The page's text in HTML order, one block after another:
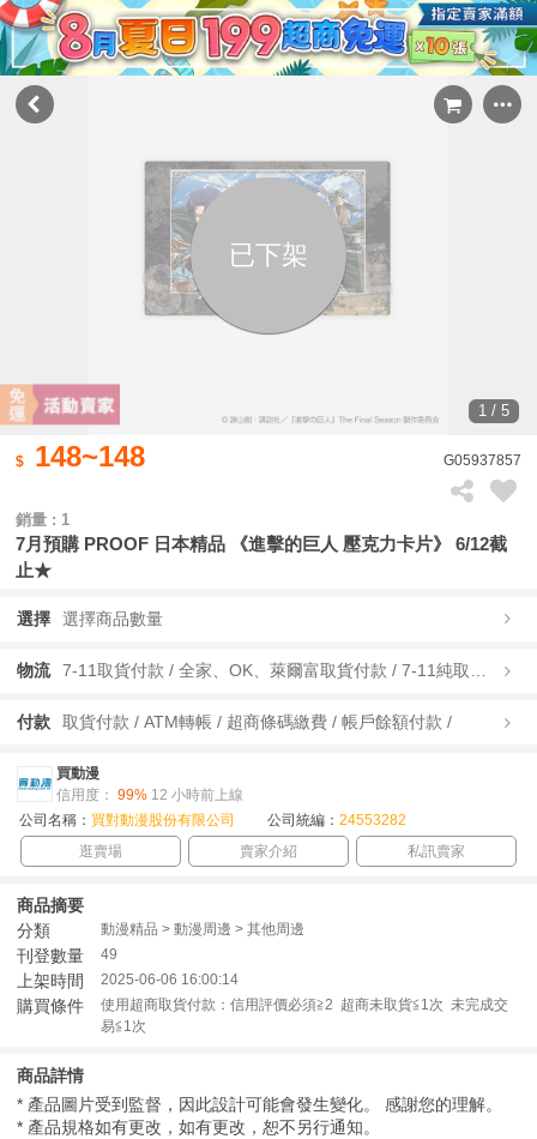
已下架
1 / 5
148~148 G05937857
銷量 : 1
7月預購 PROOF 日本精品 《進擊的巨人 壓克力卡片》 6/12截
止★
選擇 選擇商品數量
物流
付款 取貨付款 / ATM轉帳 / 超商條碼繳費 / 帳戶餘額付款 /
買動漫
信用度： 99% 12 小時前上線
公司名稱： 買對動漫股份有限公司 公司統編： 24553282
逛賣場
賣家介紹 私訊賣家
商品摘要
分類
動漫精品 > 動漫周邊 > 其他周邊
刊登數量 49
上架時間 2025-06-06 16:00:14
購買條件
使用超商取貨付款：信用評價必須≧2 超商未取貨≦1次 未完成交
易≦1次
商品詳情
* 產品圖片受到監督，因此設計可能會發生變化。 感謝您的理解。
* 產品規格如有更改，如有更改，恕不另行通知。